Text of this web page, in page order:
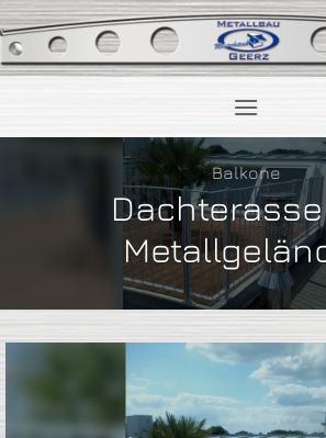
Zum
Inhalt
springen
Balkone